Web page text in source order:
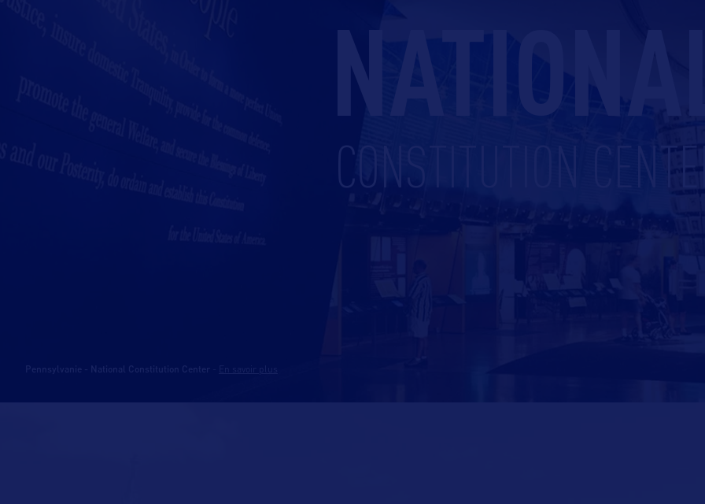
CONSTITUTION
Pennsylvanie - National Constitution Center